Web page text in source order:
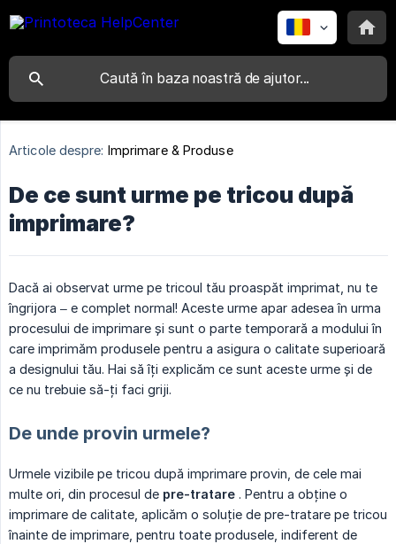
Articole despre: Imprimare & Produse
De ce sunt urme pe tricou după
imprimare?
Dacă ai observat urme pe tricoul tău proaspăt imprimat, nu te
îngrijora – e complet normal! Aceste urme apar adesea în urma
procesului de imprimare și sunt o parte temporară a modului în
care imprimăm produsele pentru a asigura o calitate superioară
a designului tău. Hai să îți explicăm ce sunt aceste urme și de
ce nu trebuie să-ți faci griji.
De unde provin urmele?
Urmele vizibile pe tricou după imprimare provin, de cele mai
multe ori, din procesul de pre-tratare . Pentru a obține o
imprimare de calitate, aplicăm o soluție de pre-tratare pe tricou
înainte de imprimare, pentru toate produsele, indiferent de